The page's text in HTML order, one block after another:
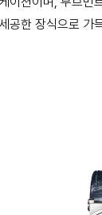
공한 장식으로 가